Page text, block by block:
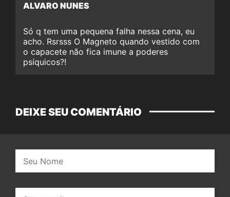
ALVARO NUNES
Só q tem uma pequena falha nessa cena, eu
acho. Rsrsss O Magneto quando vestido com
o capacete não fica imune a poderes
psíquicos?!
DEIXE SEU COMENTÁRIO